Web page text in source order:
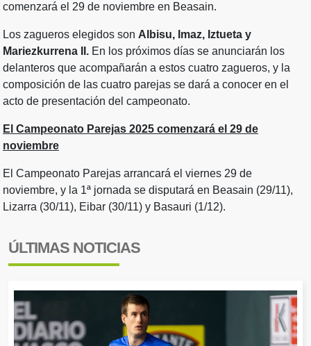
comenzará el 29 de noviembre en Beasain.
Los zagueros elegidos son Albisu, Imaz, Iztueta y
Mariezkurrena II. En los próximos días se anunciarán los
delanteros que acompañarán a estos cuatro zagueros, y la
composición de las cuatro parejas se dará a conocer en el
acto de presentación del campeonato.
El Campeonato Parejas 2025 comenzará el 29 de
noviembre
El Campeonato Parejas arrancará el viernes 29 de
noviembre, y la 1ª jornada se disputará en Beasain (29/11),
Lizarra (30/11), Eibar (30/11) y Basauri (1/12).
ÚLTIMAS NOTICIAS